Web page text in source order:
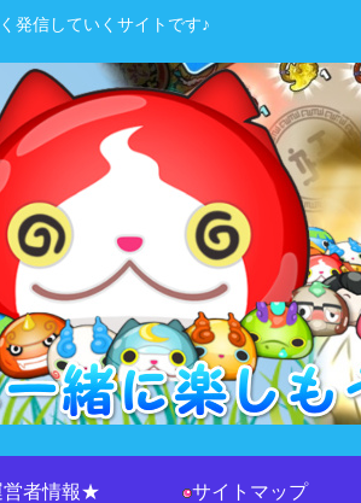
発信していくサイトです♪
者情報★ サイトマップ